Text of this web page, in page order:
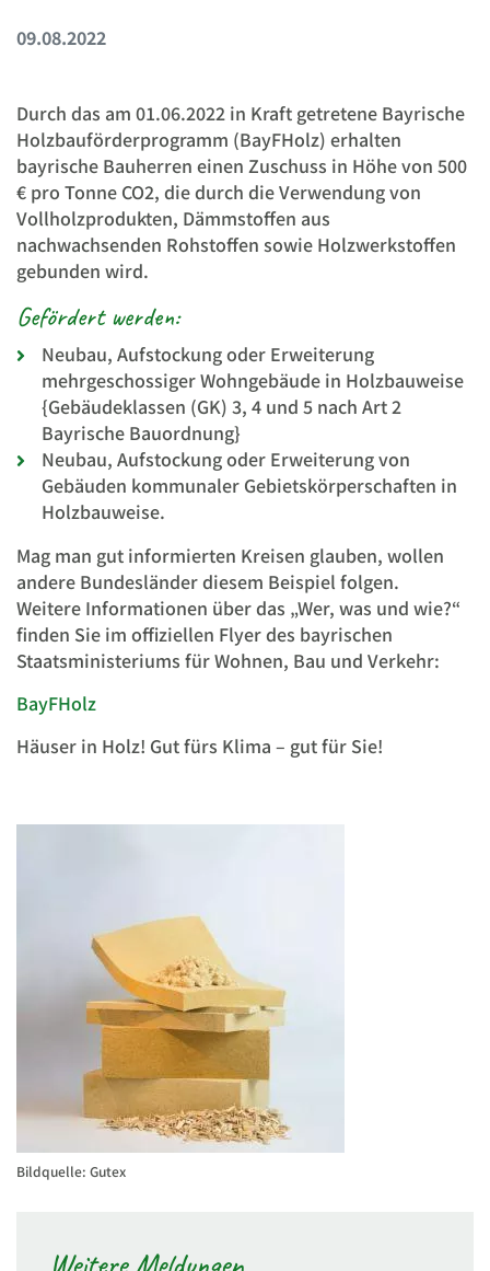
09.08.2022
Durch das am 01.06.2022 in Kraft getretene Bayrische
Holzbauförderprogramm (BayFHolz) erhalten
bayrische Bauherren einen Zuschuss in Höhe von 500
€ pro Tonne CO2, die durch die Verwendung von
Vollholzprodukten, Dämmstoffen aus
nachwachsenden Rohstoffen sowie Holzwerkstoffen
gebunden wird.
Gefördert werden:
Neubau, Aufstockung oder Erweiterung
mehrgeschossiger Wohngebäude in Holzbauweise
{Gebäudeklassen (GK) 3, 4 und 5 nach Art 2
Bayrische Bauordnung}
Neubau, Aufstockung oder Erweiterung von
Gebäuden kommunaler Gebietskörperschaften in
Holzbauweise.
Mag man gut informierten Kreisen glauben, wollen
andere Bundesländer diesem Beispiel folgen.
Weitere Informationen über das „Wer, was und wie?“
finden Sie im offiziellen Flyer des bayrischen
Staatsministeriums für Wohnen, Bau und Verkehr:
BayFHolz
Häuser in Holz! Gut fürs Klima – gut für Sie!
Bildquelle: Gutex